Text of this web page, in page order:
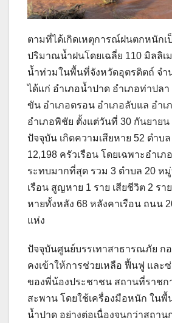
ตามที่ได้เกิดเหตุการณ์ฝนตกหนักเ
ปริมาณน้ำฝนโดยเฉลี่ย 110 มิลลิเ
น้ำท่วมในพื้นที่จังหวัดอุตรดิตถ์ จำ
ได้แก่ อำเภอน้ำปาด อำเภอท่าปล
ขัน อำเภอตรอน อำเภอลับแล อำเ
อำเภอพิชัย ตั้งแต่วันที่ 30 กันยายน
ปัจจุบัน เกิดความเสียหาย 52 ตำบ
12,198 ครัวเรือน โดยเฉพาะอำเ
ระทบมากที่สุด รวม 3 ตำบล 20 ห
เรือน สูญหาย 1 ราย เสียชีวิต 2 รา
หายทั้งหลัง 68 หลังคาเรือน ถนน
แห่ง
ปัจจุบันศูนย์บรรเทาสาธารณภัย ก
คงเข้าให้การช่วยเหลือ ฟื้นฟู และ
ของพี่น้องประชาชน สถานที่ราชก
สะพาน โดยใช้เครื่องมือหนัก ในพื้
น้ำปาด อย่างต่อเนื่องจนกว่าสถา